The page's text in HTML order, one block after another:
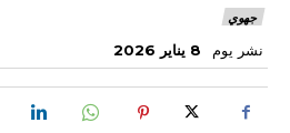
جهوي
نشر يوم 8 يناير 2026